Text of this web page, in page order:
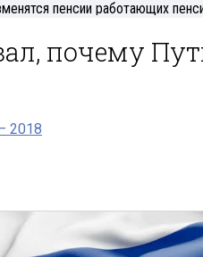
пенсии работающих
почему
2018